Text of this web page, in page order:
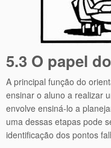
5.3 O papel
A principal função do
ensinar o aluno a realizar
envolve ensiná-lo a
uma dessas etapas pode
identificação dos pontos